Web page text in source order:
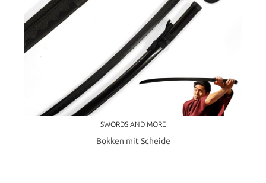
SWORDS AND MORE
Bokken mit Scheide